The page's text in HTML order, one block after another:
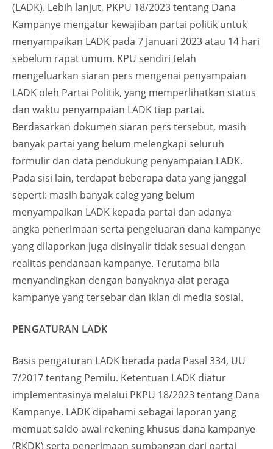
(LADK). Lebih lanjut, PKPU 18/2023 tentang Dana
Kampanye mengatur kewajiban partai politik untuk
menyampaikan LADK pada 7 Januari 2023 atau 14 hari
sebelum rapat umum. KPU sendiri telah
mengeluarkan siaran pers mengenai penyampaian
LADK oleh Partai Politik, yang memperlihatkan status
dan waktu penyampaian LADK tiap partai.
Berdasarkan dokumen siaran pers tersebut, masih
banyak partai yang belum melengkapi seluruh
formulir dan data pendukung penyampaian LADK.
Pada sisi lain, terdapat beberapa data yang janggal
seperti: masih banyak caleg yang belum
menyampaikan LADK kepada partai dan adanya
angka penerimaan serta pengeluaran dana kampanye
yang dilaporkan juga disinyalir tidak sesuai dengan
realitas pendanaan kampanye. Terutama bila
menyandingkan dengan banyaknya alat peraga
kampanye yang tersebar dan iklan di media sosial.
PENGATURAN LADK
Basis pengaturan LADK berada pada Pasal 334, UU
7/2017 tentang Pemilu. Ketentuan LADK diatur
implementasinya melalui PKPU 18/2023 tentang Dana
Kampanye. LADK dipahami sebagai laporan yang
memuat saldo awal rekening khusus dana kampanye
(RKDK) serta penerimaan sumbangan dari partai